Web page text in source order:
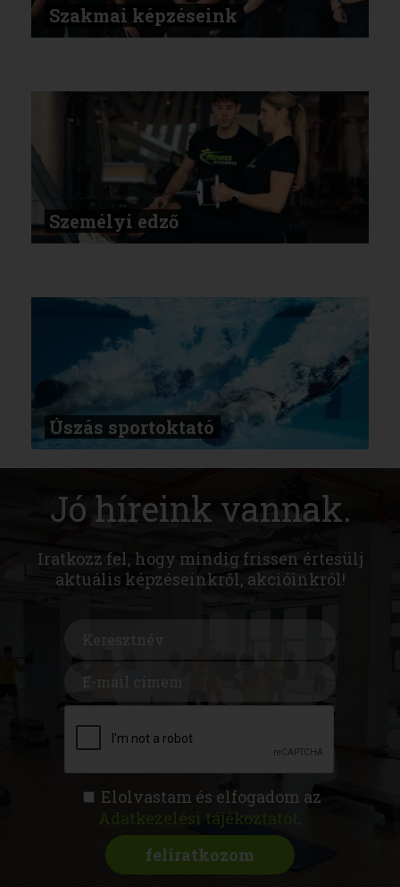
Szakmai képzéseink
Személyi edző
Úszás sportoktató
Jó híreink vannak.
Iratkozz fel, hogy mindig frissen értesülj
aktuális képzéseinkről, akcióinkról!
Elolvastam és elfogadom az
Adatkezelési tájékoztatót .
FITNESS AKADÉMIA
RÓLUNK MAGAZIN
CSATLAKOZZ